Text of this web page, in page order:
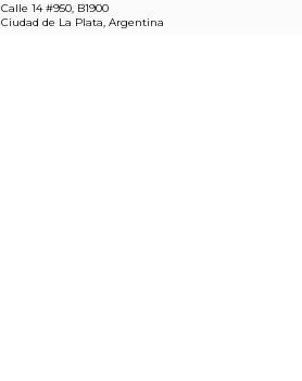
Calle 14 #950, B1900
Ciudad de La Plata, Argentina